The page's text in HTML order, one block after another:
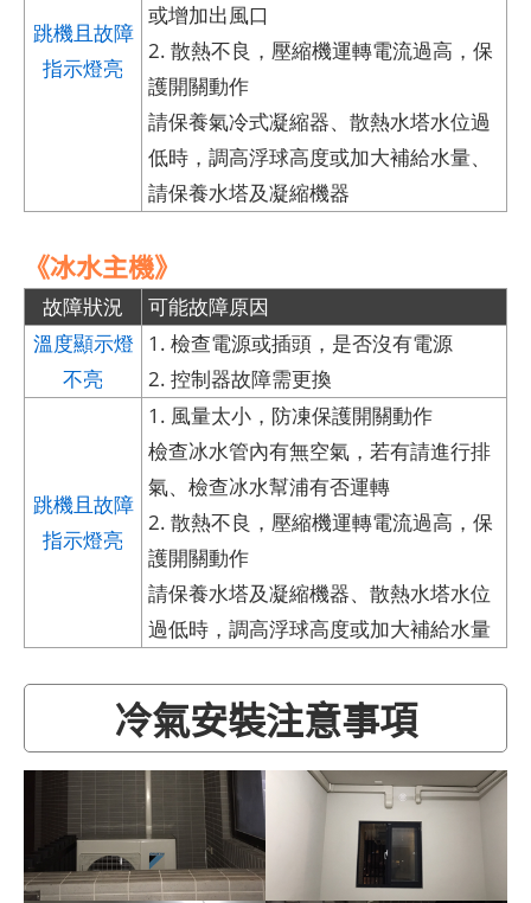
跳機且故障
指示燈亮
或增加出風口
2. 散熱不良，壓縮機運轉電流過高，保
護開關動作
請保養氣冷式凝縮器、散熱水塔水位過
低時，調高浮球高度或加大補給水量、
請保養水塔及凝縮機器
《冰水主機》
故障狀況
可能故障原因
溫度顯示燈
不亮
1. 檢查電源或插頭，是否沒有電源
2. 控制器故障需更換
跳機且故障
指示燈亮
1. 風量太小，防凍保護開關動作
檢查冰水管內有無空氣，若有請進行排
氣、檢查冰水幫浦有否運轉
2. 散熱不良，壓縮機運轉電流過高，保
護開關動作
請保養水塔及凝縮機器、散熱水塔水位
過低時，調高浮球高度或加大補給水量
冷氣安裝注意事項